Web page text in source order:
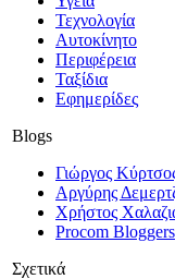
Τεχνολογία
Αυτοκίνητο
Περιφέρεια
Ταξίδια
Εφημερίδες
Blogs
Γιώργος
Αργύρης
Χρήστος
Procom Bloggers
Σχετικά